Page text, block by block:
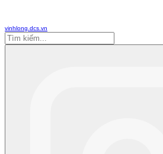
vinhlong.dcs.vn